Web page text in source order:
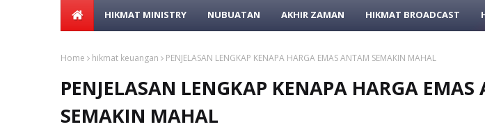
HIKMAT MINISTRY NUBUATAN AKHIR ZAMAN HIKMAT BROADCAST
Home hikmat keuangan PENJELASAN LENGKAP KENAPA HARGA EMAS ANTAM SEMAKIN MAHAL
PENJELASAN LENGKAP KENAPA HARGA
SEMAKIN MAHAL